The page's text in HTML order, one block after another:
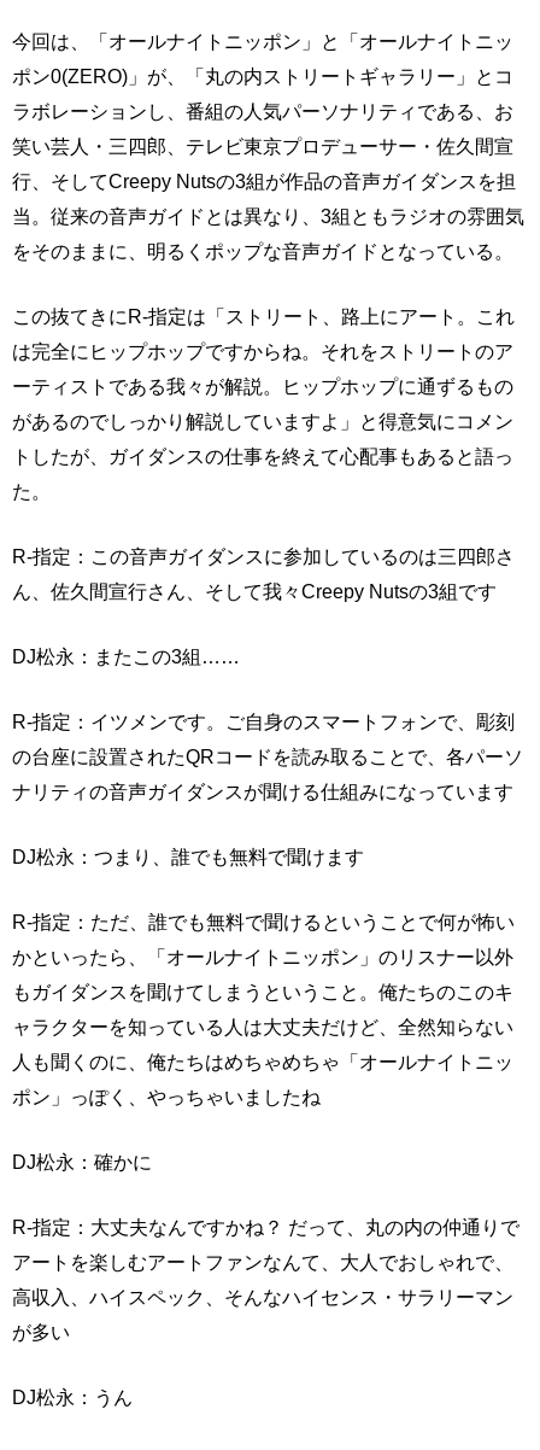
今回は、「オールナイトニッポン」と「オールナイトニッ
ポン0(ZERO)」が、「丸の内ストリートギャラリー」とコ
ラボレーションし、番組の人気パーソナリティである、お
笑い芸人・三四郎、テレビ東京プロデューサー・佐久間宣
行、そしてCreepy Nutsの3組が作品の音声ガイダンスを担
当。従来の音声ガイドとは異なり、3組ともラジオの雰囲気
をそのままに、明るくポップな音声ガイドとなっている。
この抜てきにR-指定は「ストリート、路上にアート。これ
は完全にヒップホップですからね。それをストリートのア
ーティストである我々が解説。ヒップホップに通ずるもの
があるのでしっかり解説していますよ」と得意気にコメン
トしたが、ガイダンスの仕事を終えて心配事もあると語っ
た。
R-指定：この音声ガイダンスに参加しているのは三四郎さ
ん、佐久間宣行さん、そして我々Creepy Nutsの3組です
DJ松永：またこの3組……
R-指定：イツメンです。ご自身のスマートフォンで、彫刻
の台座に設置されたQRコードを読み取ることで、各パーソ
ナリティの音声ガイダンスが聞ける仕組みになっています
DJ松永：つまり、誰でも無料で聞けます
R-指定：ただ、誰でも無料で聞けるということで何が怖い
かといったら、「オールナイトニッポン」のリスナー以外
もガイダンスを聞けてしまうということ。俺たちのこのキ
ャラクターを知っている人は大丈夫だけど、全然知らない
人も聞くのに、俺たちはめちゃめちゃ「オールナイトニッ
ポン」っぽく、やっちゃいましたね
DJ松永：確かに
R-指定：大丈夫なんですかね？ だって、丸の内の仲通りで
アートを楽しむアートファンなんて、大人でおしゃれで、
高収入、ハイスペック、そんなハイセンス・サラリーマン
が多い
DJ松永：うん